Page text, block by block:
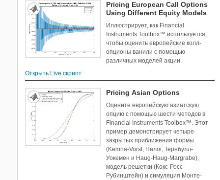
Pricing European Call Options
Using Different Equity Models
Иллюстрирует, как Financial
Instruments Toolbox™ используется,
чтобы оценить европейские колл-
опционы ванили с помощью
различных моделей акции.
Открыть Live скрипт
Pricing Asian Options
Оцените европейскую азиатскую
опцию с помощью шести методов в
Financial Instruments Toolbox™. Этот
пример демонстрирует четыре
закрытых приближения формы
(Kemna-Vorst, Налог, Тернбулл-
Уокемен и Haug-Haug-Margrabe),
модель решетки (Кокс-Росс-
Рубинштейн) и симуляция Монте-